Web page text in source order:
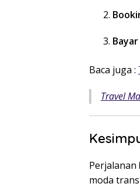
Baca juga :
Travel
Perjalanan
moda